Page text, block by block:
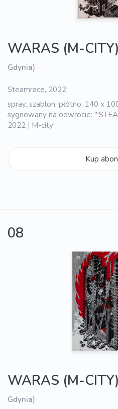
WARAS (M-
Gdynia)
Steamrace, 2022
spray, szablon, płótno, 140 x
sygnowany na odwrocie:
2022 | M-city'
Kup
08
WARAS (M-
Gdynia)